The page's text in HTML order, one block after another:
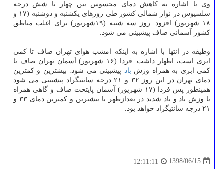
وی با اشاره به كاهش دمای محسوس بین چهار تا شش درجه
سلسیوس در نوار شمالی كشور طی روزهای یكشنبه و دوشنبه (۱۷ و
۱۸ شهریور) افزود: روز سه شنبه (۱۹شهریور) برای اغلب مناطق
كشور آسمانی صاف پیشبینی می شود.
وظیفه در انتها با اشاره به اینكه امشب هوای تهران صاف تا كمی
ابری است، اظهار داشت: فردا (۱۶ شهریور) آسمان تهران صاف تا
كمی ابری به همراه وزش باد پیشبینی می شود. بیشترین و كمترین
دمای تهران در این روز ۳۲ و ۲۱ درجه سانتیگراد پیشبینی می شود
همینطور پس فردا (۱۷ شهریور) آسمان پایتخت صاف و گاهی همراه
با وزش باد و باد شدید در بعدازظهر با بیشترین و كمترین دمای ۳۳ و
۲۱ درجه سانتیگراد خواهد بود.
1398/06/15
12:11:11